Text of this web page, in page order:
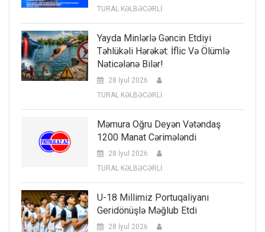
TURAL KƏLBƏCƏRLİ
Yayda Minlərlə Gəncin Etdiyi
Təhlükəli Hərəkət: İflic Və Ölümlə
Nəticələnə Bilər!
28 İyul 2026
TURAL KƏLBƏCƏRLİ
Məmura Oğru Deyən Vətəndaş
1200 Manat Cərimələndi
28 İyul 2026
TURAL KƏLBƏCƏRLİ
U-18 Millimiz Portuqaliyanı
Geridönüşlə Məğlub Etdi
28 İyul 2026